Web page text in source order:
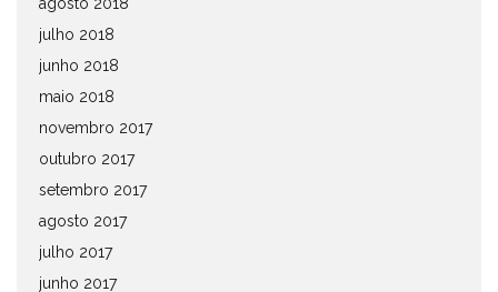
agosto 2018
julho 2018
junho 2018
maio 2018
novembro 2017
outubro 2017
setembro 2017
agosto 2017
julho 2017
junho 2017